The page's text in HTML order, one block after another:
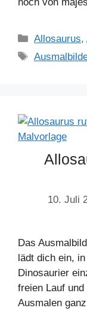
Kategorien
Allosaurus,
10. Juli
Das
lädt dich ein,
Dinosaurier
freien Lauf
Ausmalen